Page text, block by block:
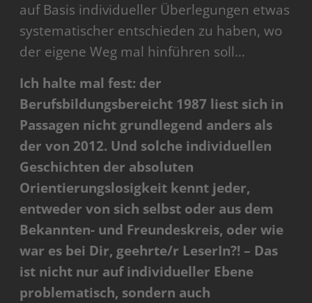
auf Basis individueller Überlegungen etwas
systematischer entschieden zu haben, wo
der eigene Weg mal hinführen soll…
Ich halte mal fest: der
Berufsbildungsbereicht 1987 liest sich in
Passagen nicht grundlegend anders als
der von 2012. Und solche individuellen
Geschichten der absoluten
Orientierungslosigkeit kennt jeder,
entweder von sich selbst oder aus dem
Bekannten- und Freundeskreis, oder wie
war es bei Dir, geehrte/r LeserIn?! – Das
ist nicht nur auf individueller Ebene
problematisch, sondern auch